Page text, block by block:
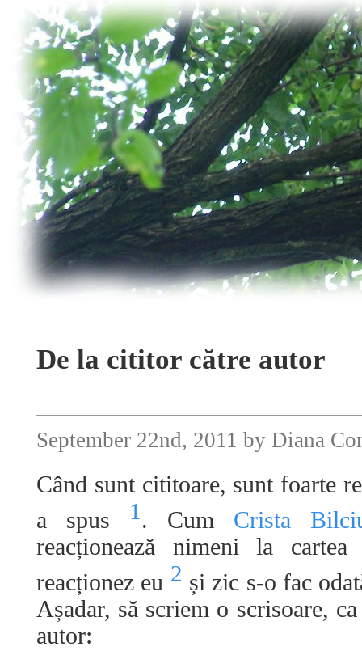
De la cititor către autor
September 22nd, 2011 by Diana
Când sunt cititoare, sunt foarte
a spus
1. Cum Crista
reacționează nimeni la
reacționez eu 2 și zic s-o fac
Așadar, să scriem o scrisoare,
autor: